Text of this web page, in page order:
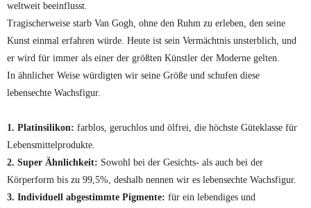
weltweit beeinflusst.
Tragischerweise starb Van Gogh, ohne den Ruhm zu erleben, den seine
Kunst einmal erfahren würde. Heute ist sein Vermächtnis unsterblich, und
er wird für immer als einer der größten Künstler der Moderne gelten.
In ähnlicher Weise würdigten wir seine Größe und schufen diese
lebensechte Wachsfigur.
1. Platinsilikon: farblos, geruchlos und ölfrei, die höchste Güteklasse für
Lebensmittelprodukte.
2. Super Ähnlichkeit: Sowohl bei der Gesichts- als auch bei der
Körperform bis zu 99,5%, deshalb nennen wir es lebensechte Wachsfigur.
3. Individuell abgestimmte Pigmente: für ein lebendiges und